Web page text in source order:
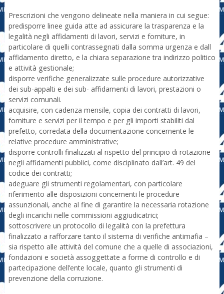
Prescrizioni che vengono delineate nella maniera in cui segue:
predisporre linee guida atte ad assicurare la trasparenza e la
legalità negli affidamenti di lavori, servizi e forniture, in
particolare di quelli contrassegnati dalla somma urgenza e dall
affidamento diretto, e la chiara separazione tra indirizzo politico
e attività gestionale;
disporre verifiche generalizzate sulle procedure autorizzative
dei sub-appalti e dei sub- affidamenti di lavori, prestazioni o
servizi comunali.
acquisire, con cadenza mensile, copia dei contratti di lavori,
forniture e servizi per il tempo e per gli importi stabiliti dal
prefetto, corredata della documentazione concernente le
relative procedure amministrative;
disporre controlli finalizzati al rispetto del principio di rotazione
negli affidamenti pubblici, come disciplinato dall’art. 49 del
codice dei contratti;
adeguare gli strumenti regolamentari, con particolare
riferimento alle disposizioni concernenti le procedure
assunzionali, anche al fine di garantire la necessaria rotazione
degli incarichi nelle commissioni aggiudicatrici;
sottoscrivere un protocollo di legalità con la prefettura
finalizzato a rafforzare tanto il sistema di verifiche antimafia –
sia rispetto alle attività del comune che a quelle di associazioni,
fondazioni e società assoggettate a forme di controllo e di
partecipazione dell’ente locale, quanto gli strumenti di
prevenzione della corruzione.